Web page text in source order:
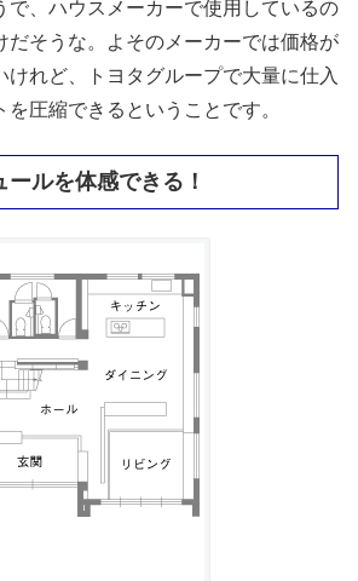
で、ハウスメーカーで使用しているの
だそうな。よそのメーカーでは価格が
けれど、トヨタグループで大量に仕入
圧縮できるということです。
ルを体感できる！